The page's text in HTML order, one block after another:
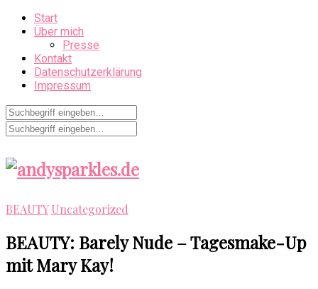
Start
Über mich
Presse
Kontakt
Datenschutzerklärung
Impressum
BEAUTY Uncategorized
BEAUTY: Barely Nude – Tagesmake-Up
mit Mary Kay!